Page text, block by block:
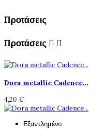
Προτάσεις
Προτάσεις  
Dora metallic Cadence...
4,20 €
Εξαντλημένο